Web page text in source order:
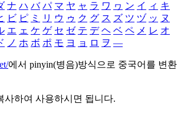
ナ ハ バ パ マ ヤ ャ ラ ワ ヮ ン イ ィ キ
ビ ピ ミ リ ウ ゥ ク グ ス ズ ツ ヅ ッ ヌ
エ ェ ケ ゲ セ ゼ テ デ ヘ ベ ペ メ レ オ
ド ノ ホ ボ ポ モ ヨ ョ ロ ヲ ―
에서 pinyin(병음)방식으로 중국어를 변환
사하여 사용하시면 됩니다.